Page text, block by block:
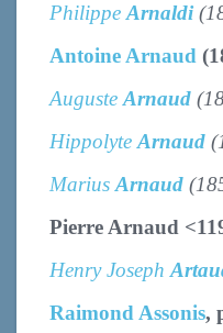
Philippe Arnaldi
Antoine Arnaud
Auguste Arnaud
Hippolyte Arnaud
Marius Arnaud
Pierre Arnaud
Henry Joseph
Raimond Assonis,